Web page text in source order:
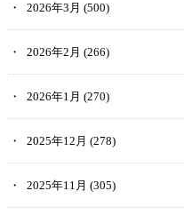
2026年3月 (500)
2026年2月 (266)
2026年1月 (270)
2025年12月 (278)
2025年11月 (305)